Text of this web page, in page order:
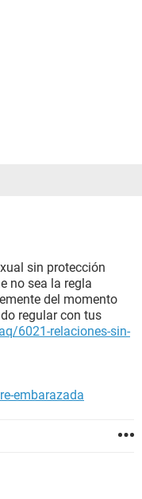
sin protección
no sea la regla
del momento
regular con tus
6021-relaciones-sin-
embarazada